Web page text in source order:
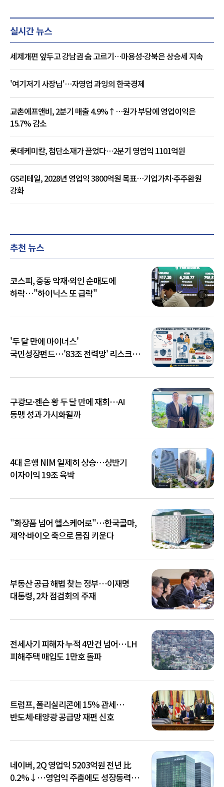
실시간 뉴스
세제개편 앞두고 강남권 숨 고르기…마용성·강북은 상승세 지속
'여기저기 사장님'…자영업 과잉의 한국경제
교촌에프앤비, 2분기 매출 4.9%↑…원가 부담에 영업이익은
15.7% 감소
롯데케미칼, 첨단소재가 끌었다…2분기 영업익 1101억원
GS리테일, 2028년 영업익 3800억원 목표…기업가치·주주환원
강화
추천 뉴스
코스피, 중동 악재·외인 순매도에
하락…"하이닉스 또 급락"
'두 달 만에 마이너스'
국민성장펀드…'83조 전력망' 리스크
구광모·젠슨 황 두 달 만에 재회…AI
동맹 성과 가시화될까
4대 은행 NIM 일제히 상승…상반기
이자이익 19조 육박
"화장품 넘어 헬스케어로"…한국콜마,
제약·바이오 축으로 몸집 키운다
부동산 공급 해법 찾는 정부…이재명
대통령, 2차 점검회의 주재
전세사기 피해자 누적 4만건 넘어…LH
피해주택 매입도 1만호 돌파
트럼프, 폴리실리콘에 15% 관세…
반도체·태양광 공급망 재편 신호
네이버, 2Q 영업익 5203억원 전년 比
0.2%↓…영업익 주춤에도 성장동력